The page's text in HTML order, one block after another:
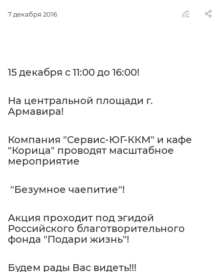
7 декабря 2016
15 декабря с 11:00 до 16:00!
На центральной площади г.
Армавира!
Компания "Сервис-ЮГ-ККМ" и кафе
"Корица" проводят масштабное
мероприятие
"Безумное чаепитие"!
Акция проходит под эгидой
Российского благотворительного
фонда "Подари жизнь"!
Будем рады Вас видеть!!!